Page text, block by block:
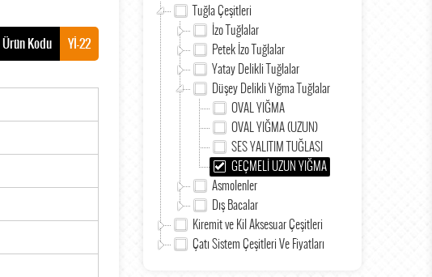
Ürün Kodu Yİ-22
Tuğla Çeşitleri
İzo Tuğlalar
Petek İzo Tuğlalar
Yatay Delikli Tuğlalar
Düşey Delikli Yığma Tuğlalar
OVAL YIĞMA
OVAL YIĞMA (UZUN)
SES YALITIM TUĞLASI
GEÇMELİ UZUN YIĞMA
Asmolenler
Dış Bacalar
Kiremit ve Kil Aksesuar Çeşitleri
Çatı Sistem Çeşitleri Ve Fiyatları